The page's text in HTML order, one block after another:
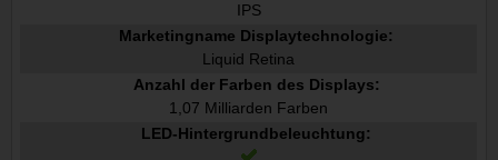
IPS
Marketingname Displaytechnologie:
Liquid Retina
Anzahl der Farben des Displays:
1,07 Milliarden Farben
LED-Hintergrundbeleuchtung: